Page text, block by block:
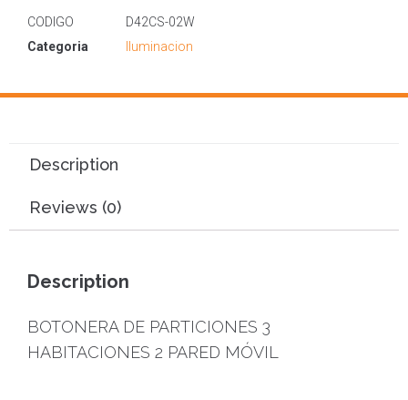
CODIGO
D42CS-02W
Categoria
Iluminacion
Description
Reviews (0)
Description
BOTONERA DE PARTICIONES 3
HABITACIONES 2 PARED MÓVIL